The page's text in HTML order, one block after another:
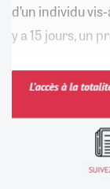
d’un individu
y a 15 jours, un